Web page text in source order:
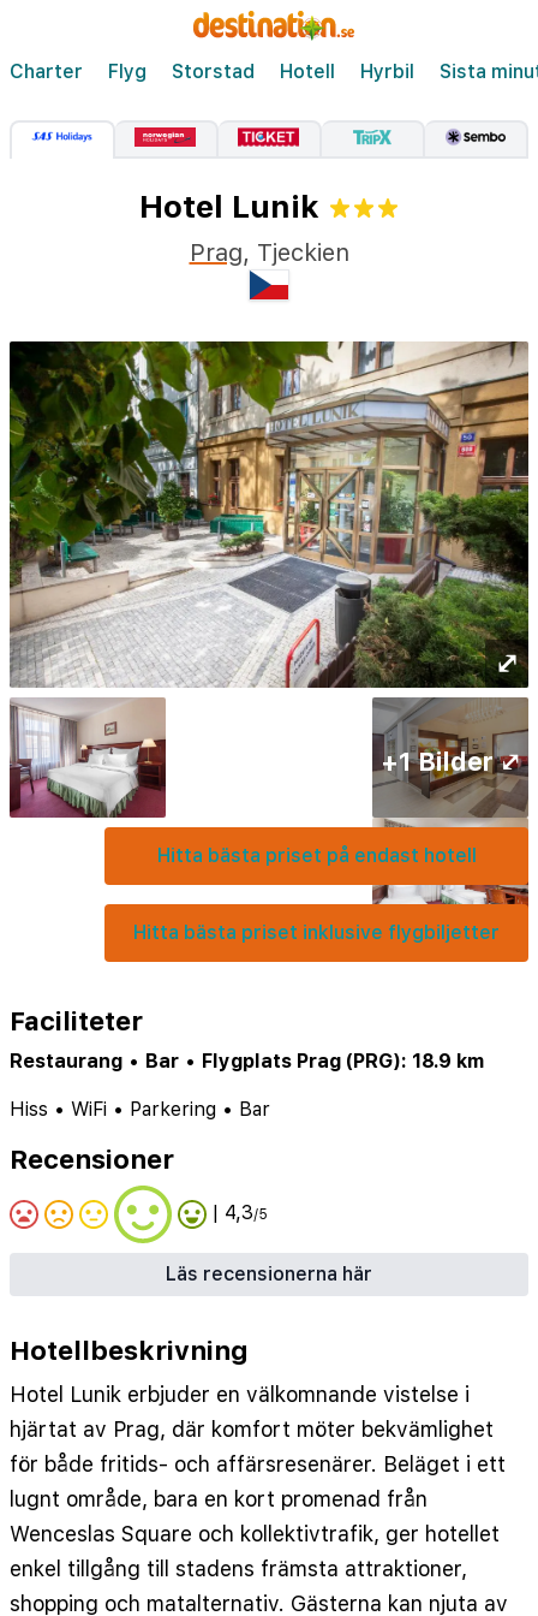
Charter Flyg Storstad Hotell Hyrbil Sista
Hotel Lunik
Prag, Tjeckien
⤢
Hitta bästa priset på endast hotell
Hitta bästa priset inklusive flygbiljetter
+1 Bilder ⤢
Faciliteter
Restaurang • Bar • Flygplats Prag (PRG): 18.9 km
Hiss • WiFi • Parkering • Bar
Recensioner
| 4,3/5
Läs recensionerna här
Hotellbeskrivning
Hotel Lunik erbjuder en välkomnande vistelse i
hjärtat av Prag, där komfort möter bekvämlighet
för både fritids- och affärsresenärer. Beläget i ett
lugnt område, bara en kort promenad från
Wenceslas Square och kollektivtrafik, ger hotellet
enkel tillgång till stadens främsta attraktioner,
shopping och matalternativ. Gästerna kan njuta av